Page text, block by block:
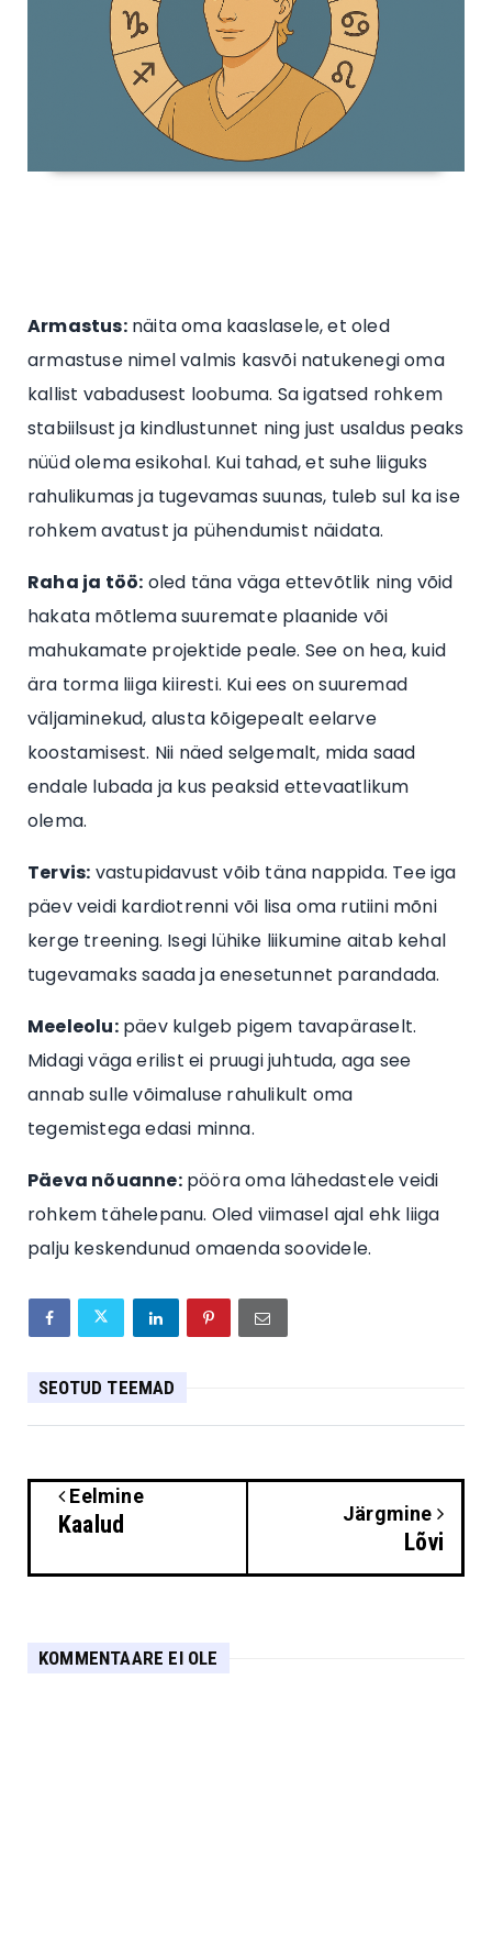
Armastus:näita oma kaaslasele, et oled
armastuse nimel valmis kasvõi natukenegi oma
kallist vabadusest loobuma. Sa igatsed rohkem
stabiilsust ja kindlustunnet ning just usaldus peaks
nüüd olema esikohal. Kui tahad, et suhe liiguks
rahulikumas ja tugevamas suunas, tuleb sul ka ise
rohkem avatust ja pühendumist näidata.
Raha ja töö: oled täna väga ettevõtlik ning võid
hakata mõtlema suuremate plaanide või
mahukamate projektide peale. See on hea, kuid
ära torma liiga kiiresti. Kui ees on suuremad
väljaminekud, alusta kõigepealt eelarve
koostamisest. Nii näed selgemalt, mida saad
endale lubada ja kus peaksid ettevaatlikum
olema.
Tervis: vastupidavust võib täna nappida. Tee iga
päev veidi kardiotrenni või lisa oma rutiini mõni
kerge treening. Isegi lühike liikumine aitab kehal
tugevamaks saada ja enesetunnet parandada.
Meeleolu:päev kulgeb pigem tavapäraselt.
Midagi väga erilist ei pruugi juhtuda, aga see
annab sulle võimaluse rahulikult oma
tegemistega edasi minna.
Päeva nõuanne:pööra oma lähedastele veidi
rohkem tähelepanu. Oled viimasel ajal ehk liiga
palju keskendunud omaenda soovidele.
SEOTUD TEEMAD
Eelmine
Kaalud Järgmine
Lõvi
KOMMENTAARE EI OLE